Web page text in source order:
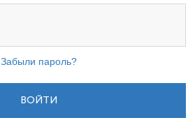
Забыли пароль?
ВОЙТИ